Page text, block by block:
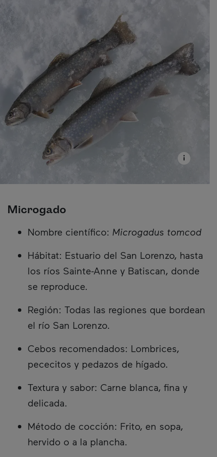
Microgado
Nombre científico: Microgadus tomcod
Hábitat: Estuario del San Lorenzo, hasta
los ríos Sainte-Anne y Batiscan, donde
se reproduce.
Región: Todas las regiones que bordean
el río San Lorenzo.
Cebos recomendados: Lombrices,
pececitos y pedazos de hígado.
Textura y sabor: Carne blanca, fina y
delicada.
Método de cocción: Frito, en sopa,
hervido o a la plancha.